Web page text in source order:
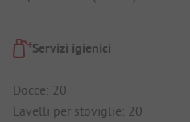
Servizi igienici
Docce: 20
Lavelli per stoviglie: 20